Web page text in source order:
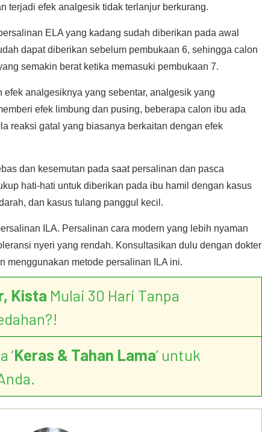
terjadi efek analgesik tidak terlanjur berkurang.
ELA yang kadang sudah diberikan pada awal
dapat diberikan sebelum pembukaan 6, sehingga calon
semakin berat ketika memasuki pembukaan 7.
analgesiknya yang sebentar, analgesik yang
efek limbung dan pusing, beberapa calon ibu ada
reaksi gatal yang biasanya berkaitan dengan efek
dan kesemutan pada saat persalinan dan pasca
hati-hati untuk diberikan pada ibu hamil dengan kasus
dan kasus tulang panggul kecil.
ILA. Persalinan cara modern yang lebih nyaman
nyeri yang rendah. Konsultasikan dulu dengan dokter
menggunakan metode persalinan ILA ini.
Kista Mulai 30 Hari Tanpa
‘Keras & Tahan Lama’ untuk